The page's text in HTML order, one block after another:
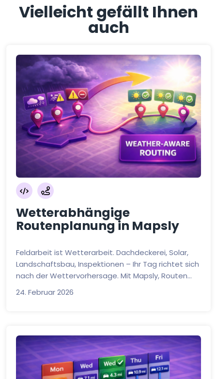
Vielleicht gefällt Ihnen
auch
Wetterabhängige
Routenplanung in Mapsly
Feldarbeit ist Wetterarbeit. Dachdeckerei, Solar,
Landschaftsbau, Inspektionen – Ihr Tag richtet sich
nach der Wettervorhersage. Mit Mapsly, Routen...
24. Februar 2026